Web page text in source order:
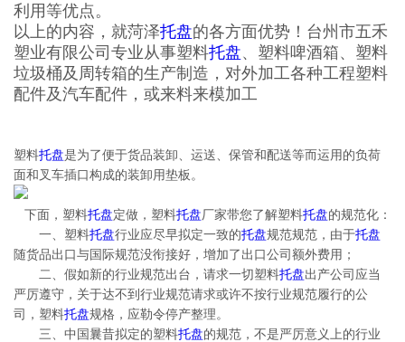
利用等优点。
以上的内容，就菏泽托盘的各方面优势！台州市五禾
塑业有限公司专业从事塑料托盘、塑料啤酒箱、塑料
垃圾桶及周转箱的生产制造，对外加工各种工程塑料
配件及汽车配件，或来料来模加工
塑料托盘是为了便于货品装卸、运送、保管和配送等而运用的负荷
面和叉车插口构成的装卸用垫板。
下面，塑料托盘定做，塑料托盘厂家带您了解塑料托盘的规范化：
一、塑料托盘行业应尽早拟定一致的托盘规范规范，由于托盘
随货品出口与国际规范没衔接好，增加了出口公司额外费用；
二、假如新的行业规范出台，请求一切塑料托盘出产公司应当
严厉遵守，关于达不到行业规范请求或许不按行业规范履行的公
司，塑料托盘规格，应勒令停产整理。
三、中国曩昔拟定的塑料托盘的规范，不是严厉意义上的行业